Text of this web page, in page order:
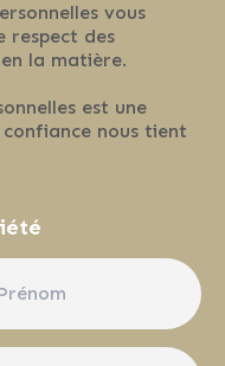
vous
respect des
la matière.
est une
nous tient